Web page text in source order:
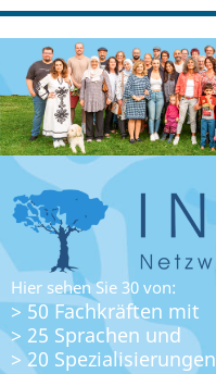
Hier sehen Sie 30 von:
> 50 Fachkräften mit
> 25 Sprachen und
> 20 Spezialisierungen